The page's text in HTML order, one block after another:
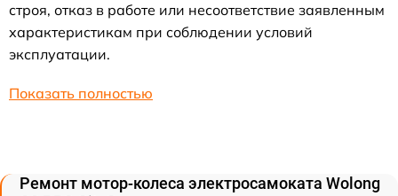
строя, отказ в работе или несоответствие заявленным
характеристикам при соблюдении условий
эксплуатации.
Показать полностью
Ремонт мотор-колеса электросамоката Wolong